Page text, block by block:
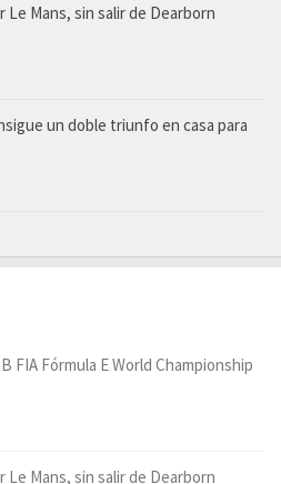
Le Mans, sin salir de Dearborn
un doble triunfo en casa para
FIA Fórmula E World Championship
Le Mans, sin salir de Dearborn